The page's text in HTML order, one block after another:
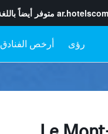
متوفر أيضاً
رؤى أرخص الفنادق